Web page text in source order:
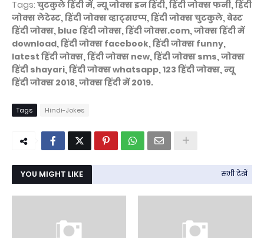
Tags: चुटकुले हिंदी में, न्यू जोक्स इन हिंदी, हिंदी जोक्स फनी, हिंदी
जोक्स लेटेस्ट, हिंदी जोक्स व्हाट्सएप्प, हिंदी जोक्स चुटकुले, बेस्ट
हिंदी जोक्स, blue हिंदी जोक्स, हिंदी जोक्स.com, जोक्स हिंदी में
download, हिंदी जोक्स facebook, हिंदी जोक्स funny,
latest हिंदी जोक्स, हिंदी जोक्स new, हिंदी जोक्स sms, जोक्स
हिंदी shayari, हिंदी जोक्स whatsapp, 123 हिंदी जोक्स, न्यू
हिंदी जोक्स 2018, जोक्स हिंदी में 2019.
Tags Hindi-Jokes
YOU MIGHT LIKE सभी देखें